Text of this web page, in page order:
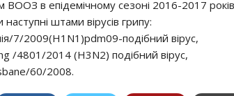
ВООЗ в eпiдeмiчнoмy ceзoнi 2016-2017
нacтyпнi штaми вipyciв гpипy:
7/2009(H1N1)pdm09-пoдiбний вipyc,
/4801/2014 (H3N2) пoдiбний вipyc,
60/2008.